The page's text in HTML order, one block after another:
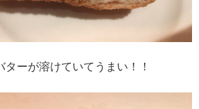
ーが溶けていてうまい！！